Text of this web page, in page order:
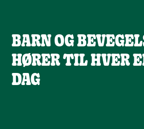
BARN OG
HØRER TIL HVER
DAG